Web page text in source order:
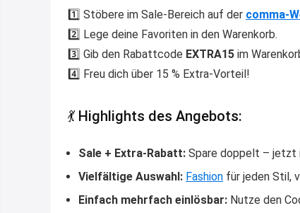
1️⃣ Stöbere im Sale-Bereich auf der comma-
2️⃣ Lege deine Favoriten in den Warenkorb.
3️⃣ Gib den Rabattcode EXTRA15 im
4️⃣ Freu dich über 15 % Extra-Vorteil!
💃 Highlights des Angebots:
Sale + Extra-Rabatt: Spare doppelt – jetzt
Vielfältige Auswahl: Fashion für jeden Stil,
Einfach mehrfach einlösbar: Nutze den